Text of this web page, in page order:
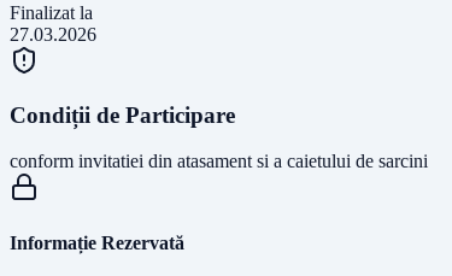
Finalizat la
27.03.2026
Condiții de Participare
conform invitatiei din atasament si a caietului de sarcini
Informație Rezervată